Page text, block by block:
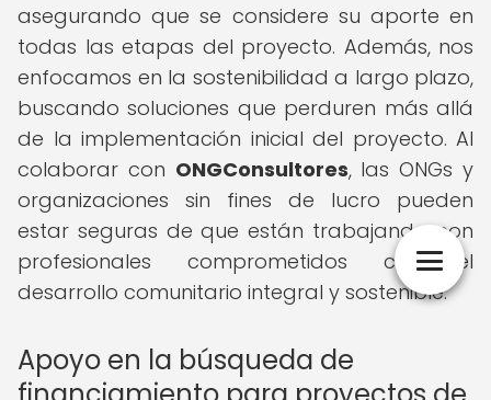
asegurando que se considere su aporte en
todas las etapas del proyecto. Además, nos
enfocamos en la sostenibilidad a largo plazo,
buscando soluciones que perduren más allá
de la implementación inicial del proyecto. Al
colaborar con ONGConsultores, las ONGs y
organizaciones sin fines de lucro pueden
estar seguras de que están trabajando con
profesionales comprometidos con el
desarrollo comunitario integral y sostenible.
Apoyo en la búsqueda de